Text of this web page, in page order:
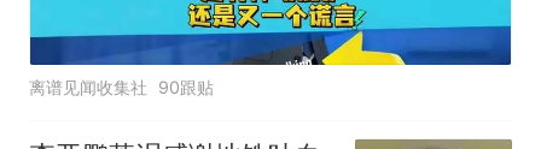
离谱见闻收集社 90跟贴